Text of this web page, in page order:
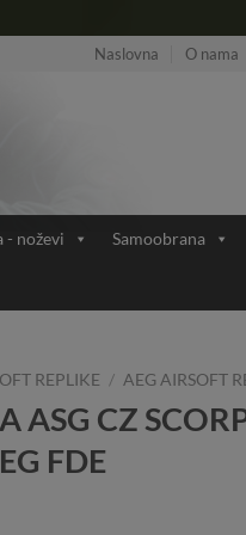
Naslovna O nama
- noževi Samoobrana
REPLIKE / AEG AIRSOFT
ASG CZ
FDE